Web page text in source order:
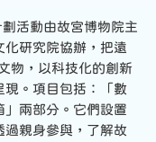
活動由故宮博物院主
化研究院協辦，把遠
物，以科技化的創新
現。項目包括：「數
」兩部分。它們設置
過親身參與，了解故